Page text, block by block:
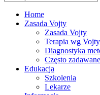
Home
Zasada Vojty
Zasada Vojty
Terapia wg Vojty
Diagnostyka
Często
Edukacja
Szkolenia
Lekarze